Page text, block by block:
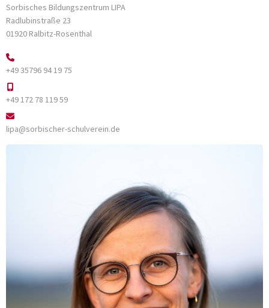
Sorbisches Bildungszentrum LIPA
Radlubinstraße 23
01920 Ralbitz-Rosenthal
+49 35796 94 19 75
+49 172 78 119 59
lipa@sorbischer-schulverein.de